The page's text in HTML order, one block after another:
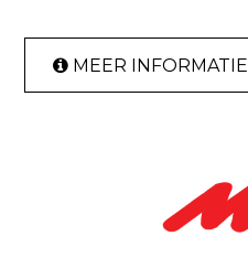
MEER INFORMATIE